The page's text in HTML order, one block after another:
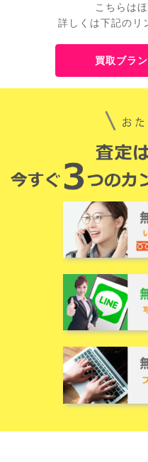
こちらは
詳しくは下記のリ
買取ブラ